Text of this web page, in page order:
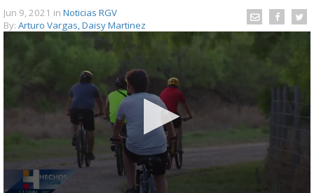
Jun 9, 2021 in Noticias RGV
By: Arturo Vargas, Daisy Martinez